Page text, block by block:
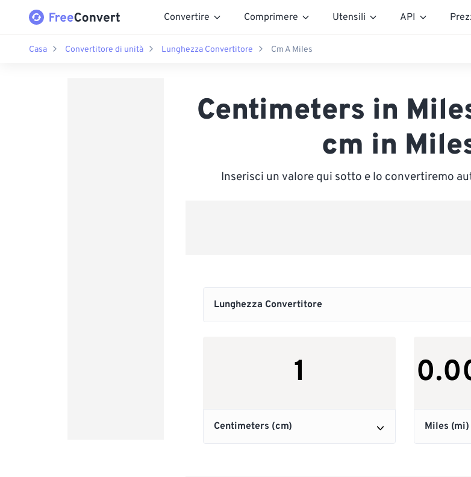
Convertire Comprimere Utensili API
Casa Convertitore di unità Lunghezza Convertitore Cm A Miles
Centimeters in
cm in
Inserisci un valore qui sotto e lo convertiremo